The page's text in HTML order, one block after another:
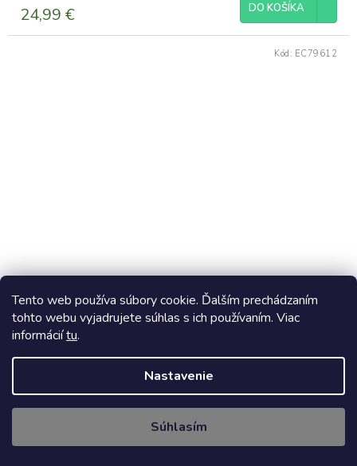
Tento web používa súbory cookie. Ďalším prechádzaním
tohto webu vyjadrujete súhlas s ich používaním. Viac
informáciítu.
Nastavenie
Súhlasím
24,99 € DO KOŠÍKA
Hermetický napájací zdroj - 12V - 21A - 250W
26,60 €
Kód: EC79612